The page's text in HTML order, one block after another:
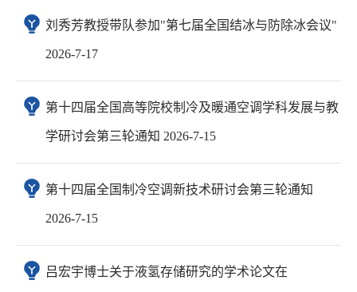
刘秀芳教授带队参加"第七届全国结冰与防除冰会议"
2026-7-17
第十四届全国高等院校制冷及暖通空调学科发展与教
学研讨会第三轮通知 2026-7-15
第十四届全国制冷空调新技术研讨会第三轮通知
2026-7-15
吕宏宇博士关于液氢存储研究的学术论文在